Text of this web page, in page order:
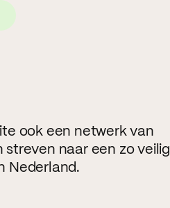
ook een netwerk van
streven naar een zo veilig
Nederland.